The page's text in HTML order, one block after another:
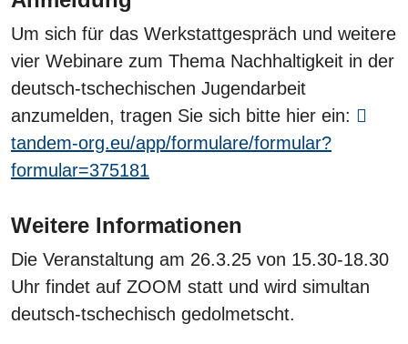
Um sich für das Werkstattgespräch und weitere
vier Webinare zum Thema Nachhaltigkeit in der
deutsch-tschechischen Jugendarbeit
anzumelden, tragen Sie sich bitte hier ein:
tandem-org.eu/app/formulare/formular?
formular=375181
Weitere Informationen
Die Veranstaltung am 26.3.25 von 15.30-18.30
Uhr findet auf ZOOM statt und wird simultan
deutsch-tschechisch gedolmetscht.